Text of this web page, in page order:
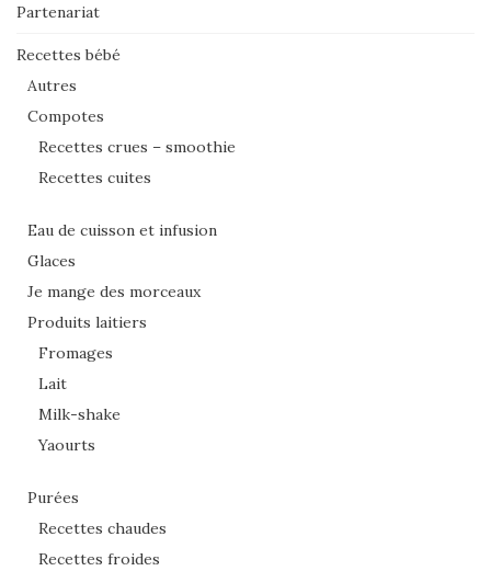
Partenariat
Recettes bébé
Autres
Compotes
Recettes crues – smoothie
Recettes cuites
Eau de cuisson et infusion
Glaces
Je mange des morceaux
Produits laitiers
Fromages
Lait
Milk-shake
Yaourts
Purées
Recettes chaudes
Recettes froides